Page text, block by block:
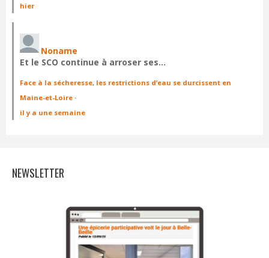
hier
Noname
Et le SCO continue à arroser ses…
Face à la sécheresse, les restrictions d’eau se durcissent en
Maine-et-Loire ·
il y a une semaine
NEWSLETTER